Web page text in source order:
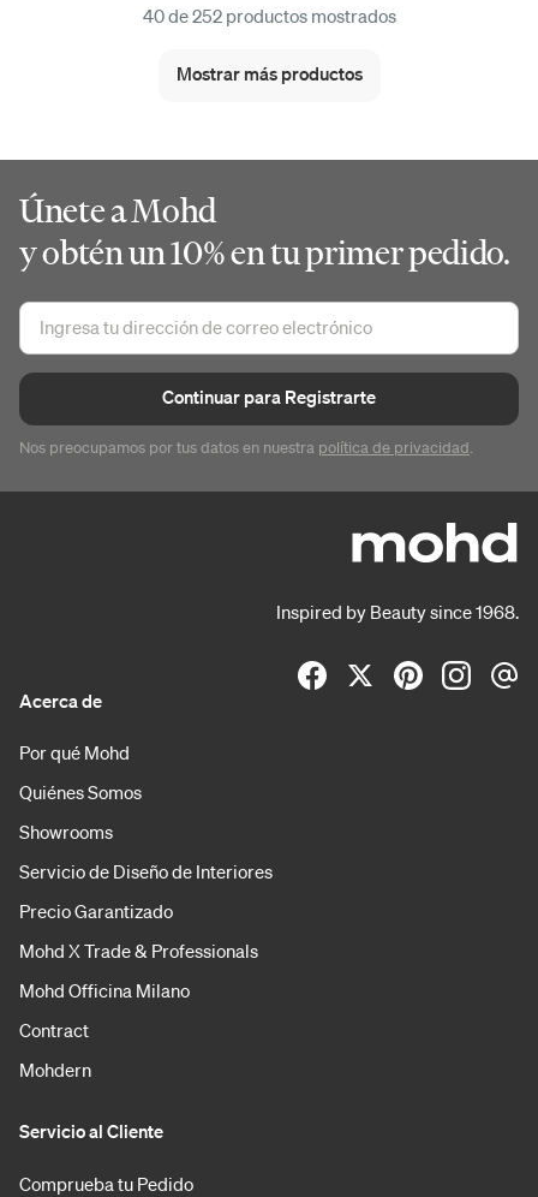
40 de 252 productos mostrados
Mostrar más productos
Únete a Mohd
y obtén un 10% en tu primer pedido.
Continuar para Registrarte
Nos preocupamos por tus datos en nuestra política de privacidad.
Inspired by Beauty since 1968.
Acerca de
Por qué Mohd
Quiénes Somos
Showrooms
Servicio de Diseño de Interiores
Precio Garantizado
Mohd X Trade & Professionals
Mohd Officina Milano
Contract
Mohdern
Servicio al Cliente
Comprueba tu Pedido